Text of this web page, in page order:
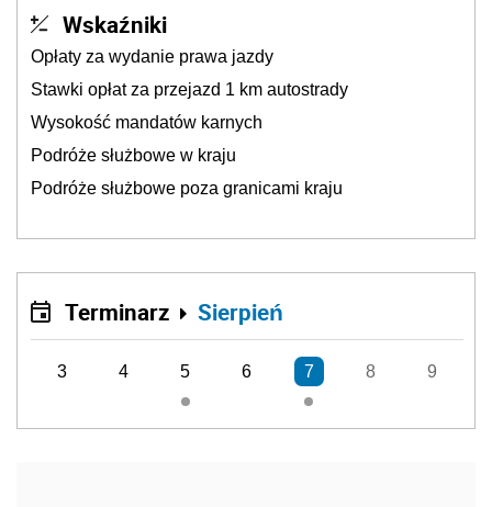
Wskaźniki
Opłaty za wydanie prawa jazdy
Stawki opłat za przejazd 1 km autostrady
Wysokość mandatów karnych
Podróże służbowe w kraju
Podróże służbowe poza granicami kraju
Terminarz Sierpień
3 4 5 6 7 8 9